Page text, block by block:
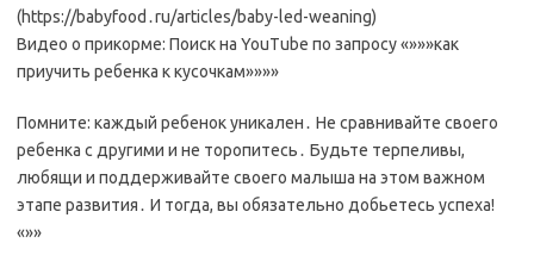
(https://babyfood․ru/articles/baby-led-weaning)
Видео о прикорме: Поиск на YouTube по запросу «»»»как
приучить ребенка к кусочкам»»»»
Помните: каждый ребенок уникален․ Не сравнивайте своего
ребенка с другими и не торопитесь․ Будьте терпеливы,
любящи и поддерживайте своего малыша на этом важном
этапе развития․ И тогда, вы обязательно добьетесь успеха!
«»»